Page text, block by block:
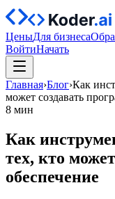
ЦеныДля бизнеса
ВойтиНачать
Главная›Блог›Как
может создавать
8 мин
Как
тех, кто
обеспечение